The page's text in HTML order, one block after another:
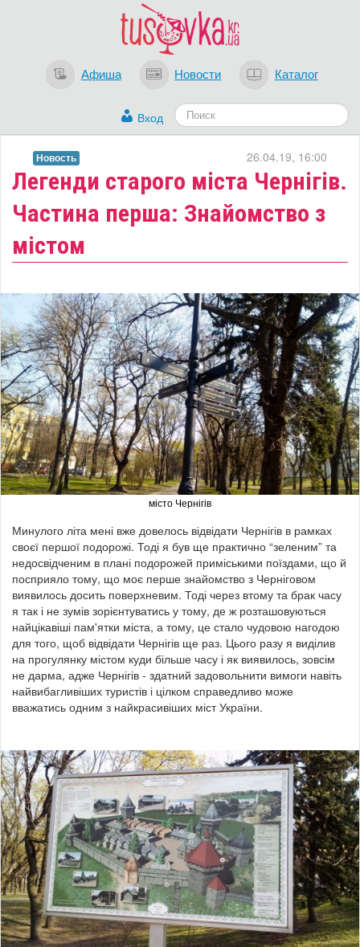
Афиша Новости Каталог
Вход
​Легенди старого міста Чернігів.
Частина перша: Знайомство з
містом
26.04.19, 16:00
Новость
місто Чернігів
Минулого літа мені вже довелось відвідати Чернігів в рамках
своєї першої подорожі. Тоді я був ще практично “зеленим” та
недосвідченим в плані подорожей приміськими поїздами, що й
посприяло тому, що моє перше знайомство з Черніговом
виявилось досить поверхневим. Тоді через втому та брак часу
я так і не зумів зорієнтуватись у тому, де ж розташовуються
найцікавіші пам'ятки міста, а тому, це стало чудовою нагодою
для того, щоб відвідати Чернігів ще раз. Цього разу я виділив
на прогулянку містом куди більше часу і як виявилось, зовсім
не дарма, адже Чернігів - здатний задовольнити вимоги навіть
найвибагливіших туристів і цілком справедливо може
вважатись одним з найкрасивіших міст України.